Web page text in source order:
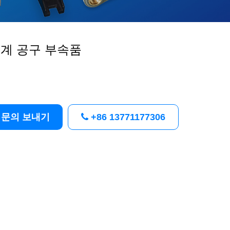
공구 부속품
문의 보내기 +86 13771177306